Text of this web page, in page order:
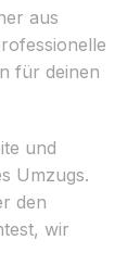
aus
für deinen
und
Umzugs.
den
wir